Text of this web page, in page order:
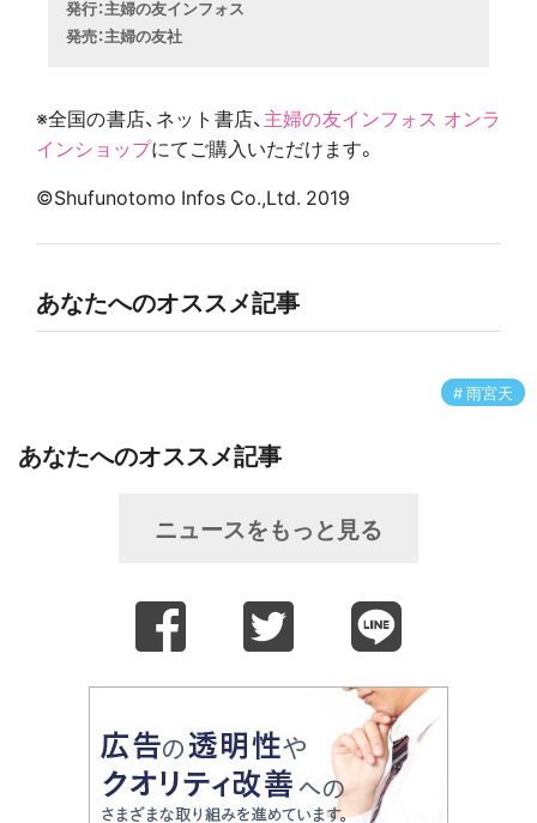
発行：主婦の友インフォス
発売：主婦の友社
※全国の書店、ネット書店、 主婦の友インフォス オンラ
インショップにてご購入いただけます。
©Shufunotomo Infos Co.,Ltd. 2019
あなたへのオススメ記事
雨宮天
あなたへのオススメ記事
ニュースをもっと見る